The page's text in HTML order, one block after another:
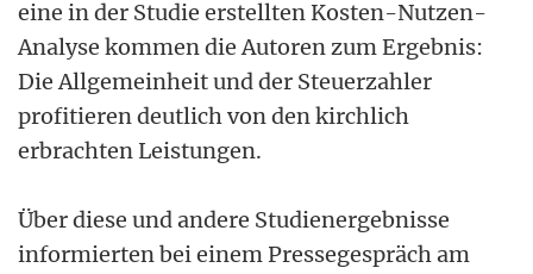
eine in der Studie erstellten Kosten-Nutzen-
Analyse kommen die Autoren zum Ergebnis:
Die Allgemeinheit und der Steuerzahler
profitieren deutlich von den kirchlich
erbrachten Leistungen.
Über diese und andere Studienergebnisse
informierten bei einem Pressegespräch am